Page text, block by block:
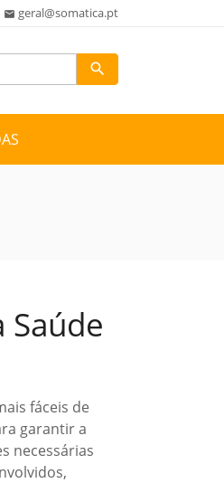
email geral@somatica.pt
search
fáceis de
garantir a
necessárias